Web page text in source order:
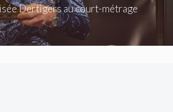
Dertigers au court-métrage